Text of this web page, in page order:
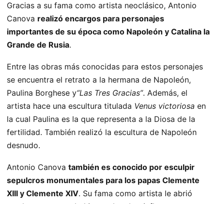
Gracias a su fama como artista neoclásico, Antonio
Canova realizó encargos para personajes
importantes de su época como Napoleón y Catalina la
Grande de Rusia.
Entre las obras más conocidas para estos personajes
se encuentra el retrato a la hermana de Napoleón,
Paulina Borghese y“Las Tres Gracias”. Además, el
artista hace una escultura titulada Venus victoriosa en
la cual Paulina es la que representa a la Diosa de la
fertilidad. También realizó la escultura de Napoleón
desnudo.
Antonio Canova también es conocido por esculpir
sepulcros monumentales para los papas Clemente
XIII y Clemente XIV. Su fama como artista le abrió